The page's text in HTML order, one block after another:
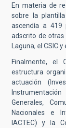
En materia de
sobre la
ascendía a 419
adscrito de otras
Laguna, el CSIC
Finalmente, el
estructura
actuación
Instrumentación
Generales,
Nacionales e
IACTEC) y la